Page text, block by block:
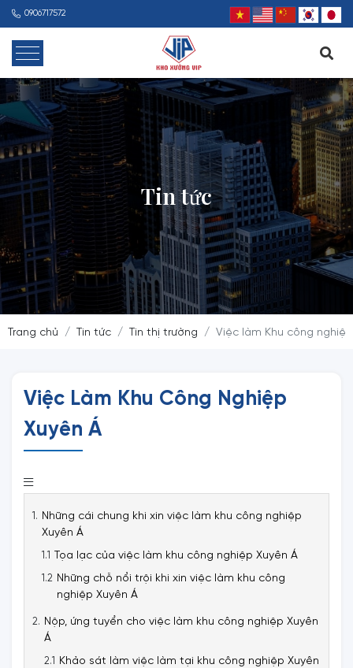
0906717572
Tin tức
Trang chủ Tin tức Tin thị trường Việc làm Khu công
Việc Làm Khu Công Nghiệp
Xuyên Á
Những cái chung khi xin việc làm khu công nghiệp
Xuyên Á
Tọa lạc của việc làm khu công nghiệp Xuyên Á
Những chỗ nổi trội khi xin việc làm khu công
nghiệp Xuyên Á
Nộp, ứng tuyển cho việc làm khu công nghiệp Xuyên
Á
Khảo sát làm việc làm tại khu công nghiệp Xuyên